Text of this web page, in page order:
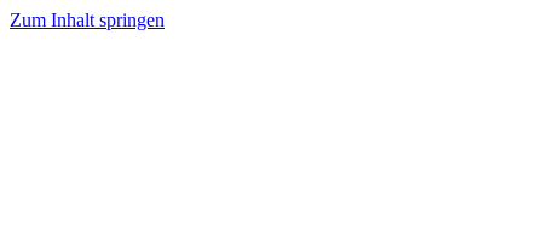
Zum Inhalt springen